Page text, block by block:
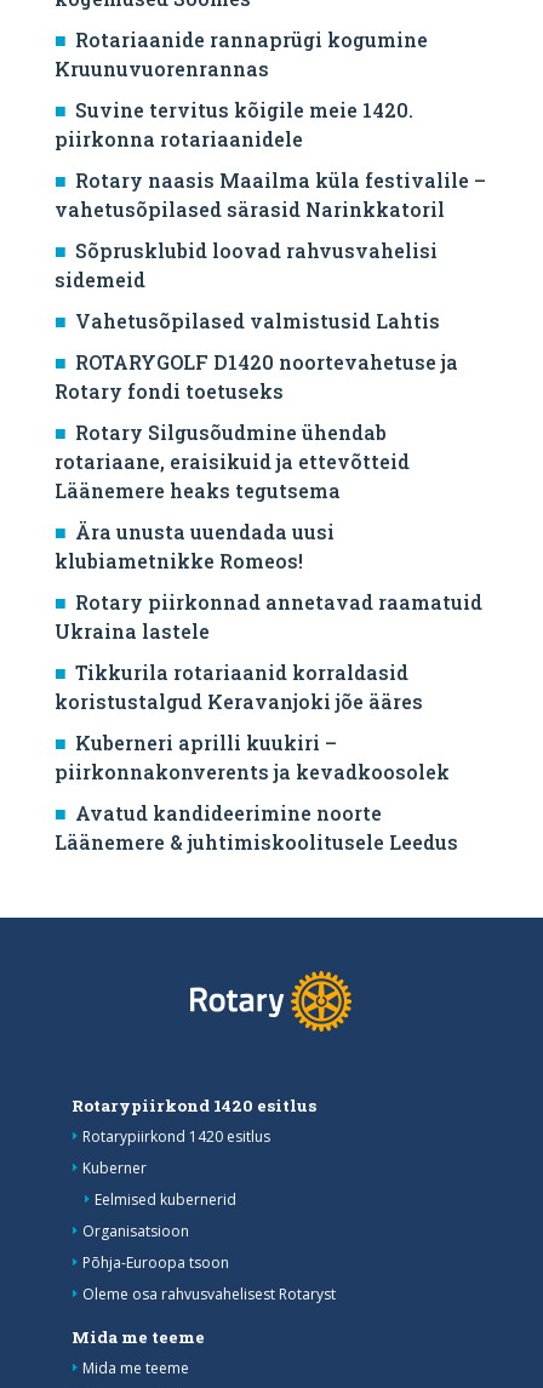
Rotariaanide rannaprügi kogumine
Kruunuvuorenrannas
Suvine tervitus kõigile meie 1420.
piirkonna rotariaanidele
Rotary naasis Maailma küla festivalile –
vahetusõpilased särasid Narinkkatoril
Sõprusklubid loovad rahvusvahelisi
sidemeid
Vahetusõpilased valmistusid Lahtis
ROTARYGOLF D1420 noortevahetuse ja
Rotary fondi toetuseks
Rotary Silgusõudmine ühendab
rotariaane, eraisikuid ja ettevõtteid
Läänemere heaks tegutsema
Ära unusta uuendada uusi
klubiametnikke Romeos!
Rotary piirkonnad annetavad raamatuid
Ukraina lastele
Tikkurila rotariaanid korraldasid
koristustalgud Keravanjoki jõe ääres
Kuberneri aprilli kuukiri –
piirkonnakonverents ja kevadkoosolek
Avatud kandideerimine noorte
Läänemere & juhtimiskoolitusele Leedus
Rotarypiirkond 1420 esitlus
Rotarypiirkond 1420 esitlus
Kuberner
Eelmised kubernerid
Organisatsioon
Põhja-Euroopa tsoon
Oleme osa rahvusvahelisest Rotaryst
Mida me teeme
Mida me teeme